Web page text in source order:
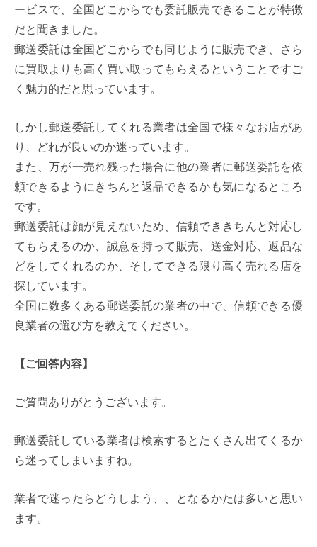
ービスで、全国どこからでも委託販売できることが特徴
だと聞きました。
郵送委託は全国どこからでも同じように販売でき、さら
に買取よりも高く買い取ってもらえるということですご
く魅力的だと思っています。
しかし郵送委託してくれる業者は全国で様々なお店があ
り、どれが良いのか迷っています。
また、万が一売れ残った場合に他の業者に郵送委託を依
頼できるようにきちんと返品できるかも気になるところ
です。
郵送委託は顔が見えないため、信頼でききちんと対応し
てもらえるのか、誠意を持って販売、送金対応、返品な
どをしてくれるのか、そしてできる限り高く売れる店を
探しています。
全国に数多くある郵送委託の業者の中で、信頼できる優
良業者の選び方を教えてください。
【ご回答内容】
ご質問ありがとうございます。
郵送委託している業者は検索するとたくさん出てくるか
ら迷ってしまいますね。
業者で迷ったらどうしよう、、となるかたは多いと思い
ます。